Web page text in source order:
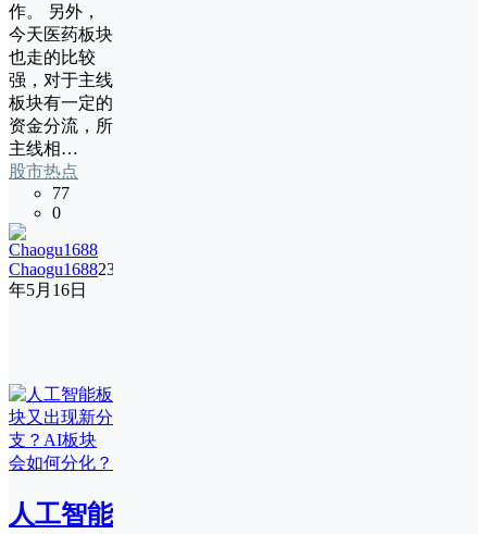
作。 另外，
今天医药板块
也走的比较
强，对于主线
板块有一定的
资金分流，所
主线相…
股市热点
77
0
Chaogu168823
年5月16日
人工智能